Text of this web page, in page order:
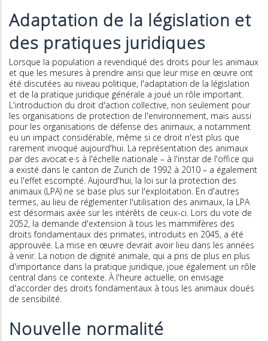
Adaptation de la législation et
des pratiques juridiques
Lorsque la population a revendiqué des droits pour les animaux
et que les mesures à prendre ainsi que leur mise en œuvre ont
été discutées au niveau politique, l'adaptation de la législation
et de la pratique juridique générale a joué un rôle important.
L'introduction du droit d'action collective, non seulement pour
les organisations de protection de l'environnement, mais aussi
pour les organisations de défense des animaux, a notamment
eu un impact considérable, même si ce droit n'est plus que
rarement invoqué aujourd'hui. La représentation des animaux
par des avocat·e·s à l'échelle nationale – à l'instar de l'office qui
a existé dans le canton de Zurich de 1992 à 2010 – a également
eu l'effet escompté. Aujourd'hui, la loi sur la protection des
animaux (LPA) ne se base plus sur l'exploitation. En d'autres
termes, au lieu de réglementer l'utilisation des animaux, la LPA
est désormais axée sur les intérêts de ceux-ci. Lors du vote de
2052, la demande d'extension à tous les mammifères des
droits fondamentaux des primates, introduits en 2045, a été
approuvée. La mise en œuvre devrait avoir lieu dans les années
à venir. La notion de dignité animale, qui a pris de plus en plus
d'importance dans la pratique juridique, joue également un rôle
central dans ce contexte. À l'heure actuelle, on envisage
d'accorder des droits fondamentaux à tous les animaux doués
de sensibilité.
Nouvelle normalité